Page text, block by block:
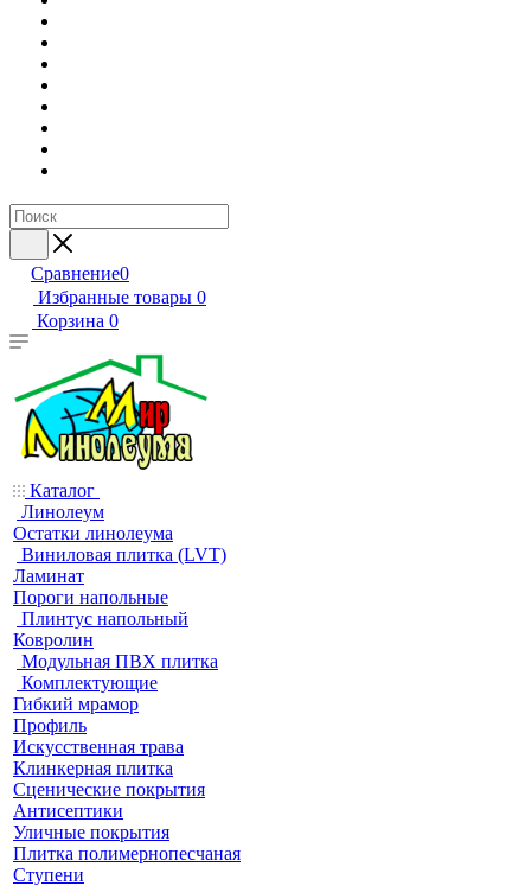
Сравнение0
Избранные товары 0
Корзина 0
Каталог
Линолеум
Остатки линолеума
Виниловая плитка (LVT)
Ламинат
Пороги напольные
Плинтус напольный
Ковролин
Модульная ПВХ плитка
Комплектующие
Гибкий мрамор
Профиль
Искусственная трава
Клинкерная плитка
Сценические покрытия
Антисептики
Уличные покрытия
Плитка полимернопесчаная
Ступени